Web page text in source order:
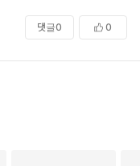
댓글0 0